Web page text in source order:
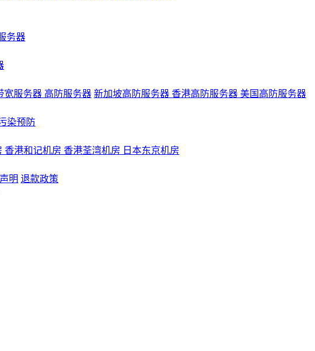
务器
宽服务器 高防服务器 新加坡高防服务器 香港高防服务器 美国高防服务器
染预防
香港和记机房 香港荃湾机房 日本东京机房
明 退款政策